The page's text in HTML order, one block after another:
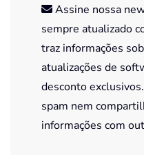
Assine nossa
sempre atualizado
traz informações
atualizações de
desconto
spam nem
informações com